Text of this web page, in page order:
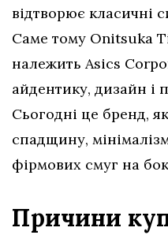
відтворює класичні
Саме тому Onitsuka
належить Asics
айдентику, дизайн і
Сьогодні це бренд,
спадщину,
фірмових смуг на
Причини